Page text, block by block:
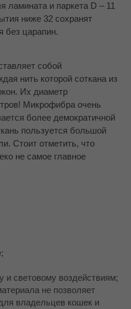
ламината и паркета D – 11
ниже 32 сохранят
без царапин.
собой
нить которой соткана из
Их диаметр
Микрофибра очень
более демократичной
пользуется большой
Стоит отметить, что
не самое главное
и световому воздействиям;
не позволяет
владельцев кошек и